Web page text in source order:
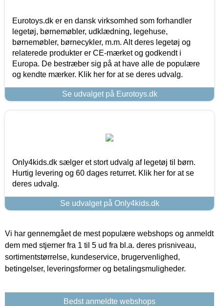
Eurotoys.dk er en dansk virksomhed som forhandler
legetøj, børnemøbler, udklædning, legehuse,
børnemøbler, børnecykler, m.m. Alt deres legetøj og
relaterede produkter er CE-mærket og godkendt i
Europa. De bestræber sig på at have alle de populære
og kendte mærker. Klik her for at se deres udvalg.
Se udvalget på Eurotoys.dk
Only4kids.dk sælger et stort udvalg af legetøj til børn.
Hurtig levering og 60 dages returret. Klik her for at se
deres udvalg.
Se udvalget på Only4kids.dk
Vi har gennemgået de mest populære webshops og anmeldt
dem med stjerner fra 1 til 5 ud fra bl.a. deres prisniveau,
sortimentstørrelse, kundeservice, brugervenlighed,
betingelser, leveringsformer og betalingsmuligheder.
Bedst anmeldte webshops